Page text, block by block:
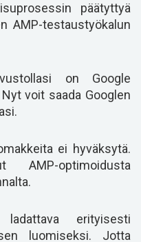
päätyttyä
AMP-testaustyökalun
on Google
voit saada Googlen
ei hyväksytä.
optimoidusta
erityisesti
luomiseksi. Jotta